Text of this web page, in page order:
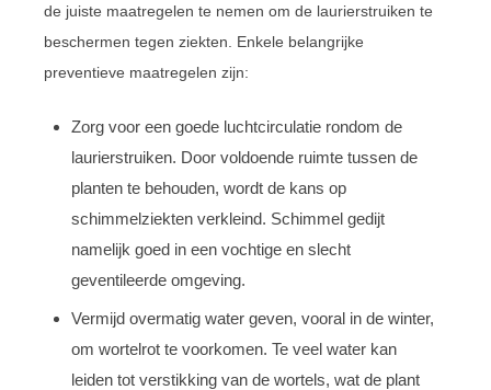
de juiste maatregelen te nemen om de laurierstruiken te
beschermen tegen ziekten. Enkele belangrijke
preventieve maatregelen zijn:
Zorg voor een goede luchtcirculatie rondom de
laurierstruiken. Door voldoende ruimte tussen de
planten te behouden, wordt de kans op
schimmelziekten verkleind. Schimmel gedijt
namelijk goed in een vochtige en slecht
geventileerde omgeving.
Vermijd overmatig water geven, vooral in de winter,
om wortelrot te voorkomen. Te veel water kan
leiden tot verstikking van de wortels, wat de plant